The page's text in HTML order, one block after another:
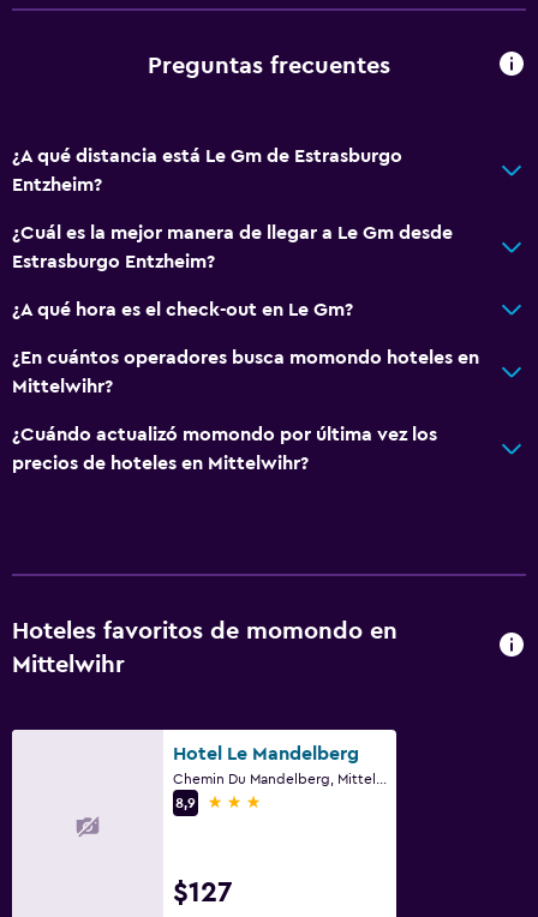
Preguntas frecuentes
¿A qué distancia está Le Gm de Estrasburgo
Entzheim?
¿Cuál es la mejor manera de llegar a Le Gm desde
Estrasburgo Entzheim?
¿A qué hora es el check-out en Le Gm?
¿En cuántos operadores busca momondo hoteles en
Mittelwihr?
¿Cuándo actualizó momondo por última vez los
precios de hoteles en Mittelwihr?
Hoteles favoritos de momondo en
Mittelwihr
Hotel Le Mandelberg
8,9
3 estrellas
$127